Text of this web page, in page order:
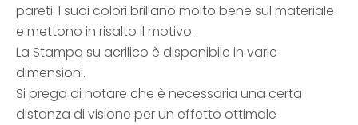
pareti. I suoi colori brillano molto bene sul materiale
e mettono in risalto il motivo.
La Stampa su acrilico è disponibile in varie
dimensioni.
Si prega di notare che è necessaria una certa
distanza di visione per un effetto ottimale